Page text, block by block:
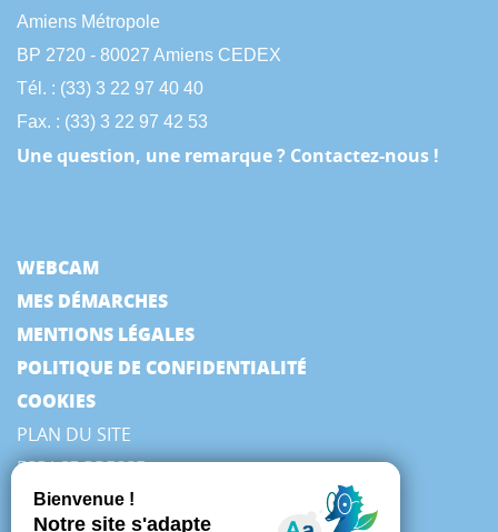
Amiens Métropole
BP 2720 - 80027 Amiens CEDEX
Tél. : (33) 3 22 97 40 40
Fax. : (33) 3 22 97 42 53
Une question, une remarque ? Contactez-nous !
WEBCAM
MES DÉMARCHES
MENTIONS LÉGALES
POLITIQUE DE CONFIDENTIALITÉ
COOKIES
PLAN DU SITE
ESPACE PRESSE